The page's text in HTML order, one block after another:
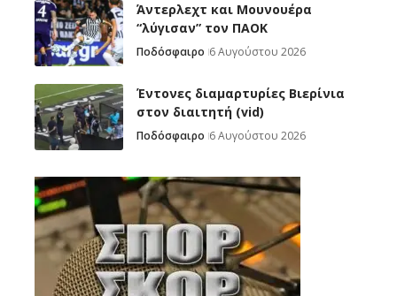
Άντερλεχτ και Μουνουέρα
“λύγισαν” τον ΠΑΟΚ
Ποδόσφαιρο 6 Αυγούστου 2026
Έντονες διαμαρτυρίες Βιερίνια
στον διαιτητή (vid)
Ποδόσφαιρο 6 Αυγούστου 2026